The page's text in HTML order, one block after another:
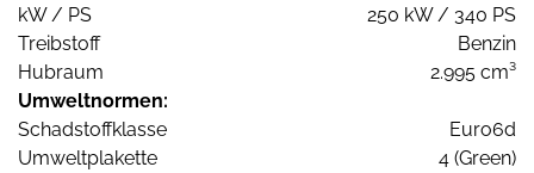
kW / PS
250 kW / 340 PS
Treibstoff
Benzin
Hubraum
2.995 cm³
Umweltnormen:
Schadstoffklasse
Euro6d
Umweltplakette
4 (Green)